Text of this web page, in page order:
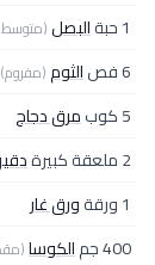
1 حبة البصل(متوسط
6 فص الثوم(مفروم)
5 كوب
مرق دجاج
2 ملعقة كبيرة
1 ورقة
ورق غار
400 جم
الكوسا